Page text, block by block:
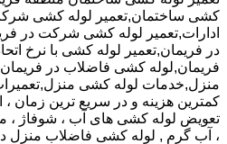
کشی ساختمان,تعمیر لوله کشی
ادارات,تعمیر لوله کشی شرکت در
در فریمان,تعمیر لوله کشی با نرخ
فریمان,لوله کشی فاضلاب در
منزل,خدمات لوله کشی
کمترین هزینه و در سریع ترین زمان ،
تعویض لوله کشی های آب ، شوفاژ ،
، آب گرم , لوله کشی فاضلاب منزل